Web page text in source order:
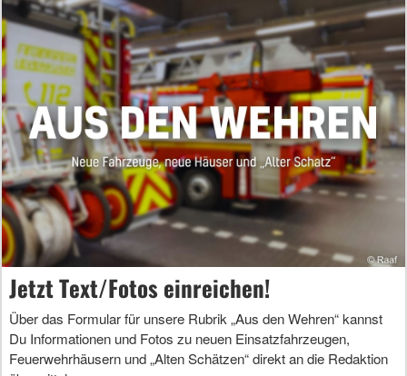
Jetzt Text/Fotos einreichen!
Über das Formular für unsere Rubrik „Aus den Wehren“ kannst
Du Informationen und Fotos zu neuen Einsatzfahrzeugen,
Feuerwehrhäusern und „Alten Schätzen“ direkt an die Redaktion